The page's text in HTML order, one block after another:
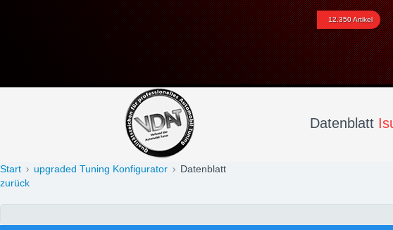
Datenblatt: Isuzu D-Max 1.9
automotive group -
12.350 Artikel
Datenblatt
Start upgraded Tuning Konfigurator
Datenblatt
zurück